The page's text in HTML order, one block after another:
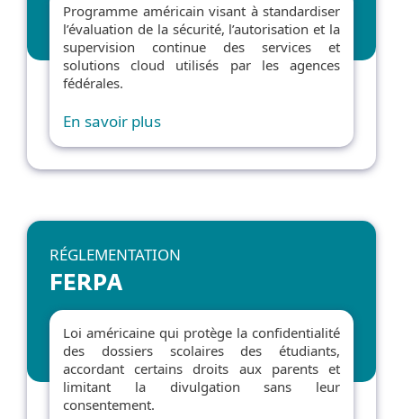
Programme américain visant à standardiser
l’évaluation de la sécurité, l’autorisation et la
supervision continue des services et
solutions cloud utilisés par les agences
fédérales.
En savoir plus
RÉGLEMENTATION
FERPA
Loi américaine qui protège la confidentialité
des dossiers scolaires des étudiants,
accordant certains droits aux parents et
limitant la divulgation sans leur
consentement.